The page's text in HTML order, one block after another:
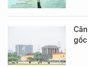
gốc